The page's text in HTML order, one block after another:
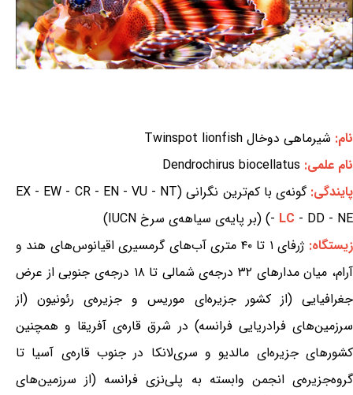
نام: شیرماهی دوخال Twinspot lionfish
نام علمی: Dendrochirus biocellatus
پایندگی:
گونه‌ی با کم‌ترین نگرانی (EX - EW - CR - EN - VU - NT
- LC - DD - NE) (بر پایه‌ی سیاهه‌ی سرخ IUCN)
زیستگاه:
ژرفای ۱ تا ۴۰ متری آب‌های گرمسیری اقیانوس‌های هند و
آرام، میان مدارهای ۳۲ درجه‌ی شمالی تا ۱۸ درجه‌ی جنوبی از عرض
جغرافیایی (از کشور جزیره‌ای موریس و جزیره‌ی رئونیون (از
سرزمین‌های فرادریایی فرانسه) در شرق قاره‌ی آفریقا و همچنین
کشورهای جزیره‌ای مالدیو و سری‌لانکا در جنوب قاره‌ی آسیا تا
گروه‌جزیره‌ی انجمن وابسته به پلی‌نزی فرانسه (از سرزمین‌های